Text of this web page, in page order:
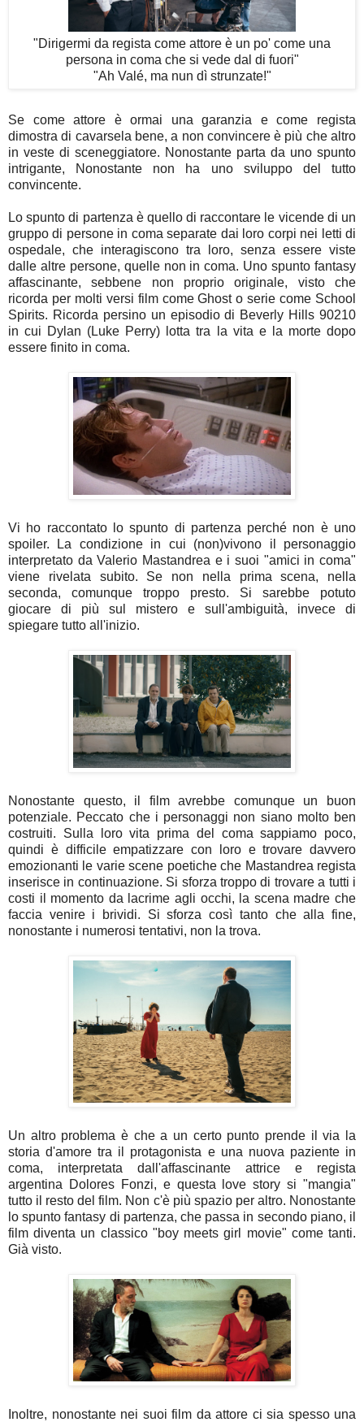
"Dirigermi da regista come attore è un po' come una
persona in coma che si vede dal di fuori"
"Ah Valé, ma nun dì strunzate!"
Se come attore è ormai una garanzia e come regista
dimostra di cavarsela bene, a non convincere è più che altro
in veste di sceneggiatore. Nonostante parta da uno spunto
intrigante, Nonostante non ha uno sviluppo del tutto
convincente.
Lo spunto di partenza è quello di raccontare le vicende di un
gruppo di persone in coma separate dai loro corpi nei letti di
ospedale, che interagiscono tra loro, senza essere viste
dalle altre persone, quelle non in coma. Uno spunto fantasy
affascinante, sebbene non proprio originale, visto che
ricorda per molti versi film come Ghost o serie come School
Spirits. Ricorda persino un episodio di Beverly Hills 90210
in cui Dylan (Luke Perry) lotta tra la vita e la morte dopo
essere finito in coma.
Vi ho raccontato lo spunto di partenza perché non è uno
spoiler. La condizione in cui (non)vivono il personaggio
interpretato da Valerio Mastandrea e i suoi "amici in coma"
viene rivelata subito. Se non nella prima scena, nella
seconda, comunque troppo presto. Si sarebbe potuto
giocare di più sul mistero e sull'ambiguità, invece di
spiegare tutto all'inizio.
Nonostante questo, il film avrebbe comunque un buon
potenziale. Peccato che i personaggi non siano molto ben
costruiti. Sulla loro vita prima del coma sappiamo poco,
quindi è difficile empatizzare con loro e trovare davvero
emozionanti le varie scene poetiche che Mastandrea regista
inserisce in continuazione. Si sforza troppo di trovare a tutti i
costi il momento da lacrime agli occhi, la scena madre che
faccia venire i brividi. Si sforza così tanto che alla fine,
nonostante i numerosi tentativi, non la trova.
Un altro problema è che a un certo punto prende il via la
storia d'amore tra il protagonista e una nuova paziente in
coma, interpretata dall'affascinante attrice e regista
argentina Dolores Fonzi, e questa love story si "mangia"
tutto il resto del film. Non c'è più spazio per altro. Nonostante
lo spunto fantasy di partenza, che passa in secondo piano, il
film diventa un classico "boy meets girl movie" come tanti.
Già visto.
Inoltre, nonostante nei suoi film da attore ci sia spesso una